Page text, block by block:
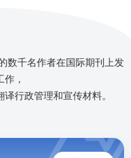
数千名作者在国际期刊上发
，
行政管理和宣传材料。